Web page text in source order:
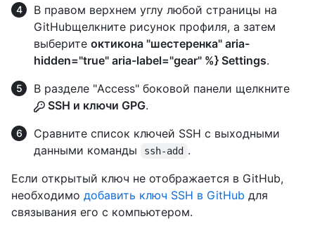
В правом верхнем углу любой страницы на
GitHubщелкните рисунок профиля, а затем
выберите октикона "шестеренка" aria-
hidden="true" aria-label="gear" %} Settings.
В разделе "Access" боковой панели щелкните
SSH и ключи GPG.
Сравните список ключей SSH с выходными
данными команды
ssh-add .
Если открытый ключ не отображается в GitHub,
необходимо добавить ключ SSH в GitHub для
связывания его с компьютером.